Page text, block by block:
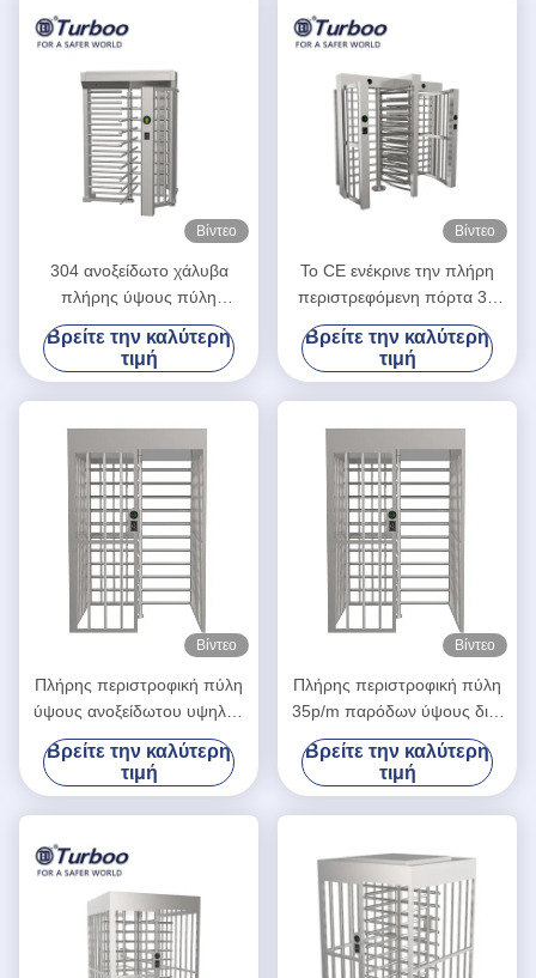
Βίντεο
304 ανοξείδωτο χάλυβα
πλήρης ύψους πύλη
στρογγυλοειδής με QR
κωδικό για τη φυλακή /
γειτονιές
Βρείτε την καλύτερη
τιμή
Βίντεο
Το CE ενέκρινε την πλήρη
περιστρεφόμενη πόρτα 30
περιστροφικών πυλών
ύψους πρόσωπα/λ.
ταχύτητας διέλευσης
Βρείτε την καλύτερη
τιμή
Βίντεο
Πλήρης περιστροφική πύλη
ύψους ανοξείδωτου υψηλής
ασφαλείας ελέγχου
προσπέλασης
Βρείτε την καλύτερη
τιμή
Βίντεο
Πλήρης περιστροφική πύλη
35p/m παρόδων ύψους δις-
Directionary SUS304 ενιαία
Βρείτε την καλύτερη
τιμή